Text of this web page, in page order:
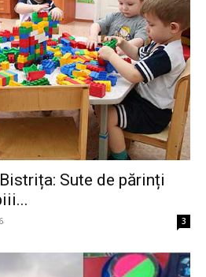
Sute de părinți
3